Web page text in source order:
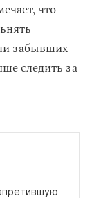
что
забывших
следить за